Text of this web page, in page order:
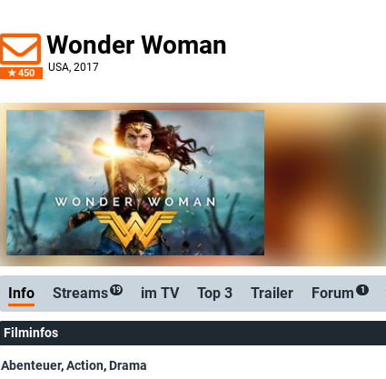
450
Wonder Woman
USA, 2017
Info Streams 19 im TV Top 3 Trailer Forum 1
Filminfos
Abenteuer,Action,Drama